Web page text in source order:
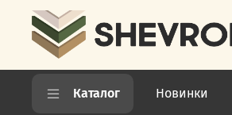
Каталог Новинки